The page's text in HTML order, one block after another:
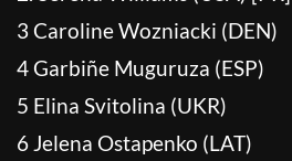
3 Caroline Wozniacki (DEN)
4 Garbiñe Muguruza (ESP)
5 Elina Svitolina (UKR)
6 Jelena Ostapenko (LAT)